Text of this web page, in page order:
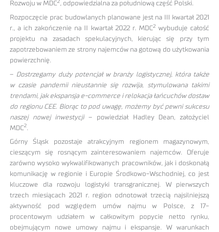
Rozwoju w MDC2 , odpowiedzialna za południową część Polski.
Rozpoczęcie prac budowlanych planowane jest na III kwartał 2021
r., a ich zakończenie na II kwartał 2022 r. MDC2 wybuduje całość
projektu na zasadach spekulacyjnych, kierując się przy tym
zapotrzebowaniem ze strony najemców na gotową do użytkowania
powierzchnię.
– Dostrzegamy duży potencjał w branży logistycznej, która także
w czasie pandemii nieustannie się rozwija, stymulowana takimi
trendami, jak ekspansja e-commerce i relokacja łańcuchów dostaw
do regionu CEE. Biorąc to pod uwagę, możemy być pewni sukcesu
naszej nowej inwestycji– powiedział Hadley Dean, założyciel
MDC2 .
Górny Śląsk pozostaje atrakcyjnym regionem magazynowym,
cieszącym się rosnącym zainteresowaniem najemców. Oferuje
zarówno wysoko wykwalifikowanych pracowników, jak i doskonałą
komunikację w regionie i Europie Środkowo-Wschodniej, co jest
kluczowe dla rozwoju logistyki transgranicznej. W pierwszych
trzech miesiącach 2021 r. region odnotował trzecią najsilniejszą
aktywność pod względem umów najmu w Polsce, z 17-
procentowym udziałem w całkowitym popycie netto rynku,
obejmującym nowe umowy najmu i ekspansje. W warunkach